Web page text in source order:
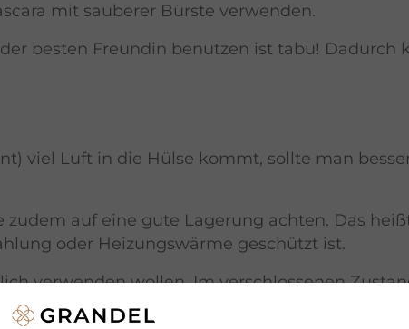
mit sauberer Bürste verwenden.
besten Freundin benutzen ist tabu! Dadurch
viel Luft in die Hülse kommt, sollte man
auf eine gute Lagerung achten. Das
oder Heizungswärme geschützt ist.
verwenden wollen. Im verschlossenen
angegeben.